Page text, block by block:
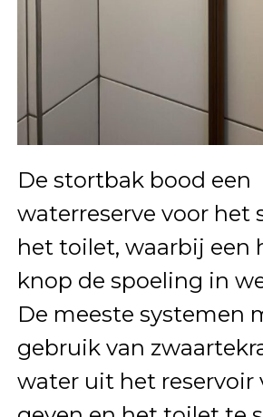
De stortbak bood een
waterreserve voor het
het toilet, waarbij een
knop de spoeling in
De meeste systemen
gebruik van
water uit het reservoir